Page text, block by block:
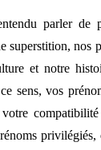
parler de
superstition, nos
et notre
sens, vos